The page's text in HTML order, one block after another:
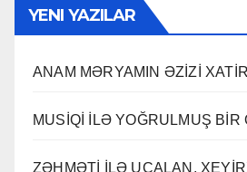
YENI YAZILAR
ANAM MƏRYAMIN ƏZİZİ
MUSİQİ İLƏ YOĞRULMUŞ BİR
ZƏHMƏTİ İLƏ UCALAN,